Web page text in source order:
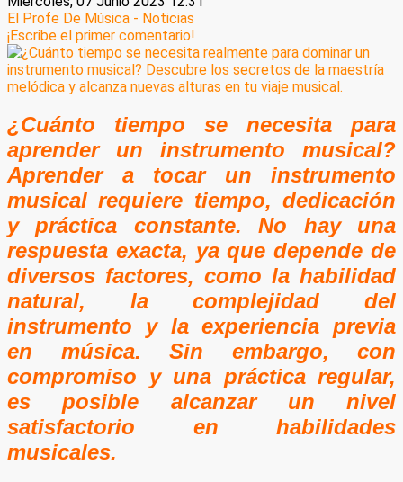
El Profe De Música - Noticias
¡Escribe el primer comentario!
¿Cuánto tiempo se necesita para
aprender un instrumento musical?
Aprender a tocar un instrumento
musical requiere tiempo, dedicación
y práctica constante. No hay una
respuesta exacta, ya que depende de
diversos factores, como la habilidad
natural, la complejidad del
instrumento y la experiencia previa
en música. Sin embargo, con
compromiso y una práctica regular,
es posible alcanzar un nivel
satisfactorio en habilidades
musicales.